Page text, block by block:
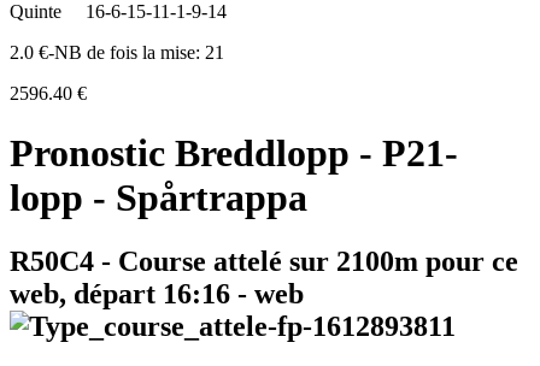
Quinte
16-6-15-11-1-9-14
2.0 €-NB de fois la mise: 21
2596.40 €
Pronostic Breddlopp - P21-
lopp - Spårtrappa
R50C4 - Course attelé sur 2100m pour ce
web, départ 16:16 - web